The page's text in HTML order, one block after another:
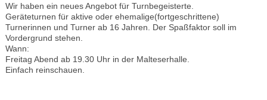
Wir haben ein neues Angebot für Turnbegeisterte.
Geräteturnen für aktive oder ehemalige(fortgeschrittene)
Turnerinnen und Turner ab 16 Jahren. Der Spaßfaktor soll im
Vordergrund stehen.
Wann:
Freitag Abend ab 19.30 Uhr in der Malteserhalle.
Einfach reinschauen.